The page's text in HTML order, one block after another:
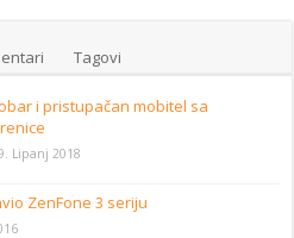
Tagovi
i pristupačan mobitel sa
Lipanj 2018
ZenFone 3 seriju